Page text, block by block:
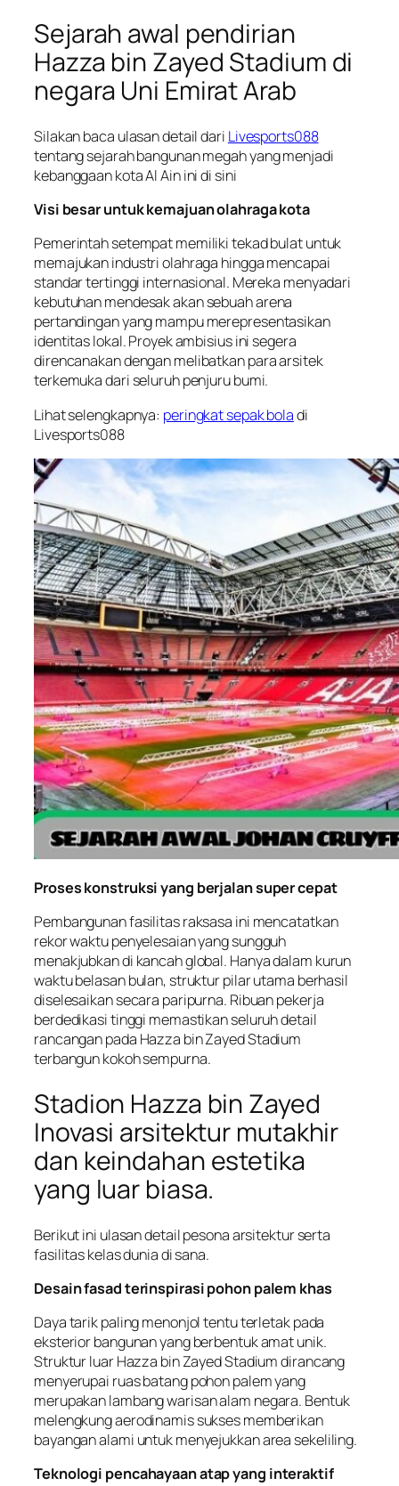
Sejarah awal pendirian
Hazza bin Zayed Stadium di
negara Uni Emirat Arab
Silakan baca ulasan detail dari Livesports088
tentang sejarah bangunan megah yang menjadi
kebanggaan kota Al Ain ini di sini
Visi besar untuk kemajuan olahraga kota
Pemerintah setempat memiliki tekad bulat untuk
memajukan industri olahraga hingga mencapai
standar tertinggi internasional. Mereka menyadari
kebutuhan mendesak akan sebuah arena
pertandingan yang mampu merepresentasikan
identitas lokal. Proyek ambisius ini segera
direncanakan dengan melibatkan para arsitek
terkemuka dari seluruh penjuru bumi.
Lihat selengkapnya: peringkat sepak boladi
Livesports088
Proses konstruksi yang berjalan super cepat
Pembangunan fasilitas raksasa ini mencatatkan
rekor waktu penyelesaian yang sungguh
menakjubkan di kancah global. Hanya dalam kurun
waktu belasan bulan, struktur pilar utama berhasil
diselesaikan secara paripurna. Ribuan pekerja
berdedikasi tinggi memastikan seluruh detail
rancangan pada Hazza bin Zayed Stadium
terbangun kokoh sempurna.
Stadion Hazza bin Zayed
Inovasi arsitektur mutakhir
dan keindahan estetika
yang luar biasa.
Berikut ini ulasan detail pesona arsitektur serta
fasilitas kelas dunia di sana.
Desain fasad terinspirasi pohon palem khas
Daya tarik paling menonjol tentu terletak pada
eksterior bangunan yang berbentuk amat unik.
Struktur luar Hazza bin Zayed Stadium dirancang
menyerupai ruas batang pohon palem yang
merupakan lambang warisan alam negara. Bentuk
melengkung aerodinamis sukses memberikan
bayangan alami untuk menyejukkan area sekeliling.
Teknologi pencahayaan atap yang interaktif